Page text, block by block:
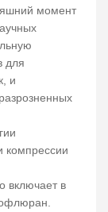
момент
для
и
компрессии
включает в